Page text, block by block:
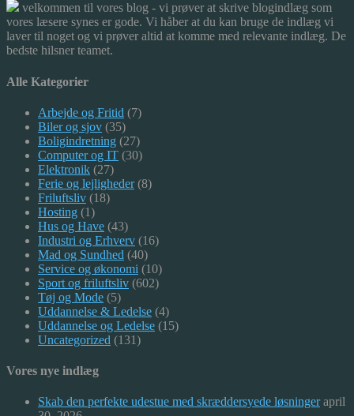
velkommen til vores blog - vi prøver at skrive blogindlæg som
vores læsere synes er gode. Vi håber at du kan bruge de indlæg vi
laver til noget og vi prøver altid at komme med relevante indlæg. De
bedste hilsner teamet.
Alle Kategorier
Arbejde og Fritid (7)
Biler og sjov (35)
Boligindretning (27)
Computer og IT (30)
Elektronik (27)
Ferie og lejligheder(8)
Friluftsliv (18)
Hosting (1)
Hus og Have (43)
Industri og Erhverv (16)
Mad og Sundhed (40)
Service og økonomi (10)
Sport og friluftsliv (602)
Tøj og Mode (5)
Uddannelse & Ledelse (4)
Uddannelse og Ledelse (15)
Uncategorized (131)
Vores nye indlæg
Skab den perfekte udestue med skræddersyede løsninger april